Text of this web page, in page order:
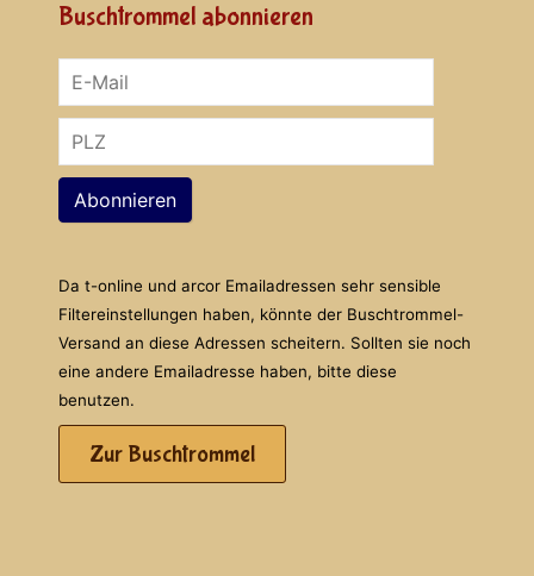
Buschtrommel abonnieren
Abonnieren
Da t-online und arcor Emailadressen sehr sensible
Filtereinstellungen haben, könnte der Buschtrommel-
Versand an diese Adressen scheitern. Sollten sie noch
eine andere Emailadresse haben, bitte diese
benutzen.
Zur Buschtrommel